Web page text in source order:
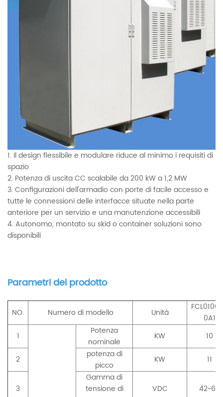
1. Il design flessibile e modulare riduce al minimo i requisiti di
spazio
2. Potenza di uscita CC scalabile da 200 kW a 1,2 MW
3. Configurazioni dell'armadio con porte di facile accesso e
tutte le connessioni delle interfacce situate nella parte
anteriore per un servizio e una manutenzione accessibili
4. Autonomo, montato su skid o containersoluzionisono
disponibili
Parametri del prodotto
NO. Numero di modello Unità
0A1
1
Potenza
nominale
KW 10
2
potenza di
picco
KW 11
3
Gamma di
tensione di
VDC 42~60